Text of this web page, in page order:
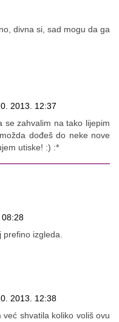
divna si, sad mogu da ga
2013. 12:37
se zahvalim na tako lijepim
dođeš do neke nove
utiske! :) :*
08:28
izgleda.
2013. 12:38
shvatila koliko voliš ovu